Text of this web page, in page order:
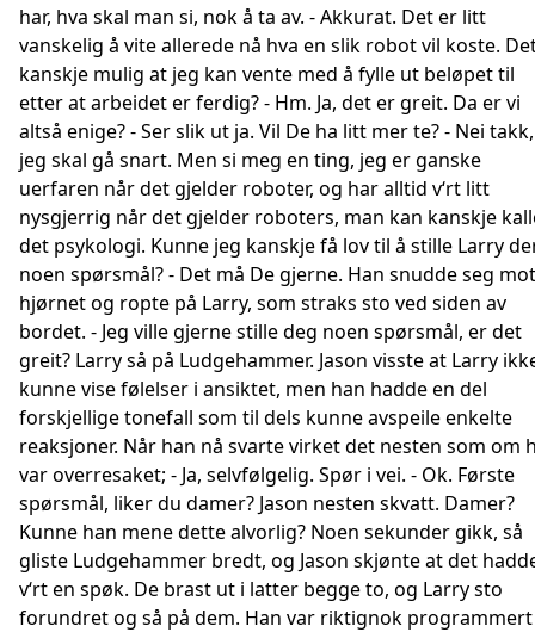
har, hva skal man si, nok å ta av. - Akkurat. Det er litt
vanskelig å vite allerede nå hva en slik robot vil koste.
kanskje mulig at jeg kan vente med å fylle ut beløpet til
etter at arbeidet er ferdig? - Hm. Ja, det er greit. Da er vi
altså enige? - Ser slik ut ja. Vil De ha litt mer te? - Nei takk,
jeg skal gå snart. Men si meg en ting, jeg er ganske
uerfaren når det gjelder roboter, og har alltid v‘rt litt
nysgjerrig når det gjelder roboters, man kan kanskje
det psykologi. Kunne jeg kanskje få lov til å stille Larry
noen spørsmål? - Det må De gjerne. Han snudde seg mot
hjørnet og ropte på Larry, som straks sto ved siden av
bordet. - Jeg ville gjerne stille deg noen spørsmål, er det
greit? Larry så på Ludgehammer. Jason visste at Larry
kunne vise følelser i ansiktet, men han hadde en del
forskjellige tonefall som til dels kunne avspeile enkelte
reaksjoner. Når han nå svarte virket det nesten som om
var overresaket; - Ja, selvfølgelig. Spør i vei. - Ok. Første
spørsmål, liker du damer? Jason nesten skvatt. Damer?
Kunne han mene dette alvorlig? Noen sekunder gikk, så
gliste Ludgehammer bredt, og Jason skjønte at det
v‘rt en spøk. De brast ut i latter begge to, og Larry sto
forundret og så på dem. Han var riktignok programmert